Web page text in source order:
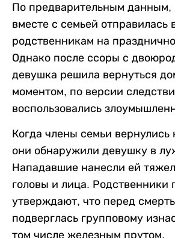
По предварительным данным,
вместе с семьей отправилась
родственникам на
Однако после ссоры с
девушка решила вернуться
моментом, по версии
воспользовались
Когда члены семьи вернулись
они обнаружили девушку в
Нападавшие нанесли ей
головы и лица. Родственники
утверждают, что перед
подверглась групповому
том числе железным прутом.